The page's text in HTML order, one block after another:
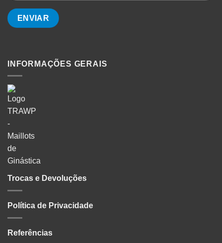
INFORMAÇÕES GERAIS
Trocas e Devoluções
Política de Privacidade
Referências